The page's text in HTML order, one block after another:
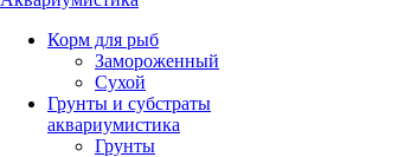
Корм для рыб
Замороженный
Сухой
Грунты и субстраты
аквариумистика
Грунты